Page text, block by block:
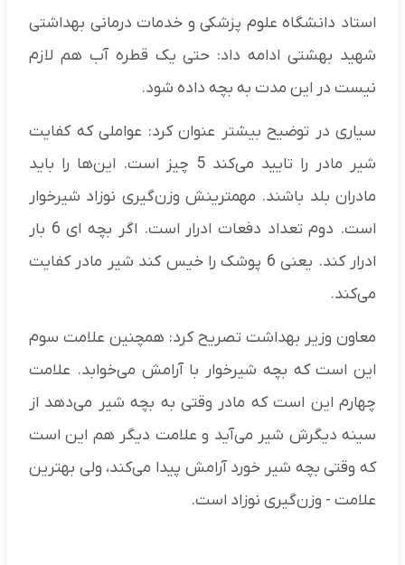
استاد دانشگاه علوم پزشکی و خدمات درمانی بهداشتی
شهید بهشتی ادامه داد: حتی یک قطره آب هم لازم
نیست در این مدت به بچه داده شود.
سیاری در توضیح بیشتر عنوان کرد: عواملی که کفایت
شیر مادر را تایید می‌کند 5 چیز است. این‌ها را باید
مادران بلد باشند. مهمترینش وزن‌گیری نوزاد شیرخوار
است. دوم تعداد دفعات ادرار است. اگر بچه ای 6 بار
ادرار کند. یعنی 6 پوشک را خیس کند شیر مادر کفایت
می‌کند.
معاون وزیر بهداشت تصریح کرد: همچنین علامت سوم
این است که بچه شیرخوار با آرامش می‌خوابد. علامت
چهارم این است که مادر وقتی به بچه شیر می‌دهد از
سینه دیگرش شیر می‌آید و علامت دیگر هم این است
که وقتی بچه شیر خورد آرامش پیدا می‌کند، ولی بهترین
علامت - وزن‌گیری نوزاد است.